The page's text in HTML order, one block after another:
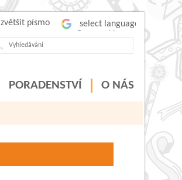
zvětšit písmo
PORADENSTVÍ O NÁS